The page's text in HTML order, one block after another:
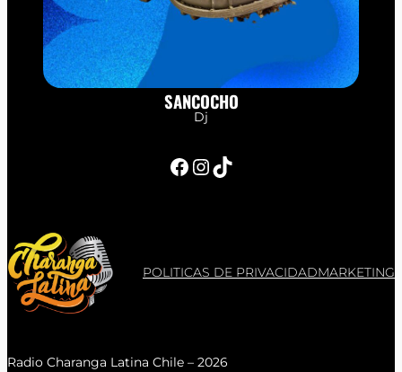
SANCOCHO
Dj
Facebook InstagramTikTok
POLITICAS DE PRIVACIDADMARKETING
Radio Charanga Latina Chile – 2026